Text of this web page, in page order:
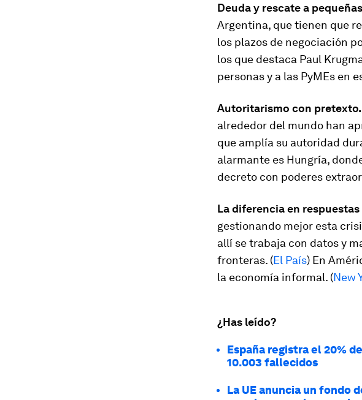
Deuda y rescate a
Argentina, que tienen que
los plazos de negociación
los que destaca Paul
personas y a las PyMEs en
Autoritarismo con pretexto.
alrededor del mundo han
que amplía su autoridad
alarmante es Hungría,
decreto con poderes
La diferencia en
gestionando mejor esta
allí se trabaja con datos y
fronteras. (El País) En
la economía informal. (New
¿Has leído?
España registra el 20%
10.003 fallecidos
La UE anuncia un fondo